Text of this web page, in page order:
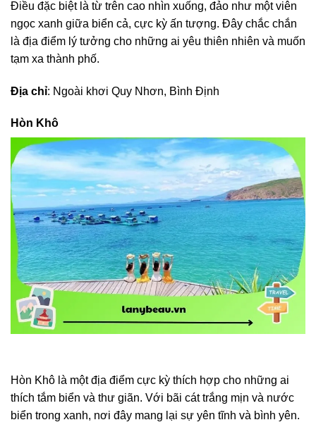
Điều đặc biệt là từ trên cao nhìn xuống, đảo như một viên
ngọc xanh giữa biển cả, cực kỳ ấn tượng. Đây chắc chắn
là địa điểm lý tưởng cho những ai yêu thiên nhiên và muốn
tạm xa thành phố.
Địa chỉ: Ngoài khơi Quy Nhơn, Bình Định
Hòn Khô
Hòn Khô là một địa điểm cực kỳ thích hợp cho những ai
thích tắm biển và thư giãn. Với bãi cát trắng mịn và nước
biển trong xanh, nơi đây mang lại sự yên tĩnh và bình yên.